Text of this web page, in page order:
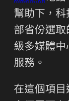
幫助下，科
部省份選取
級多媒體
服務。
在這個項